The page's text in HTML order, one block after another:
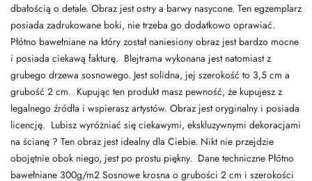
dbałością o detale. Obraz jest ostry a barwy nasycone. Ten egzemplarz
posiada zadrukowane boki, nie trzeba go dodatkowo oprawiać.
Płótno bawełniane na który został naniesiony obraz jest bardzo mocne
i posiada ciekawą fakturę. Blejtrama wykonana jest natomiast z
grubego drzewa sosnowego. Jest solidna, jej szerokość to 3,5 cm a
grubość 2 cm. Kupując ten produkt masz pewność, że kupujesz z
legalnego źródła i wspierasz artystów. Obraz jest oryginalny i posiada
licencję. Lubisz wyróżniać się ciekawymi, ekskluzywnymi dekoracjami
na ścianę ? Ten obraz jest idealny dla Ciebie. Nikt nie przejdzie
obojętnie obok niego, jest po prostu piękny. Dane techniczne Płótno
bawełniane 300g/m2 Sosnowe krosna o grubości 2 cm i szerokości